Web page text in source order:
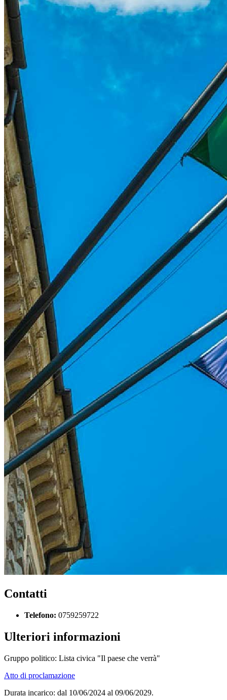
Contatti
Telefono: 0759259722
Ulteriori informazioni
Gruppo politico: Lista civica "Il paese che verrà"
Atto di proclamazione
Durata incarico: dal 10/06/2024 al 09/06/2029.